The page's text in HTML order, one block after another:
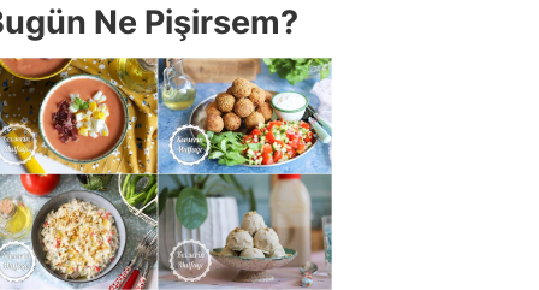
Ne Pişirsem?